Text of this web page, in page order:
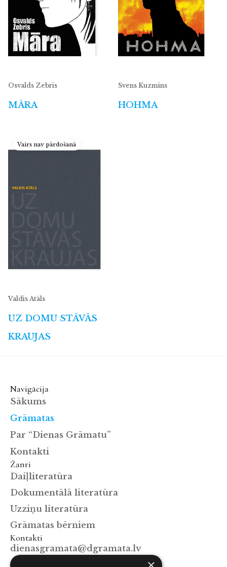
Osvalds Zebris
MĀRA
Svens Kuzmins
HOHMA
Vairs nav pārdošanā
Valdis Atāls
UZ DOMU STĀVĀS
KRAUJAS
Navigācija
Sākums
Grāmatas
Par “Dienas Grāmatu”
Kontakti
Žanri
Daiļliteratūra
Dokumentālā literatūra
Uzziņu literatūra
Grāmatas bērniem
Kontakti
dienasgramata@dgramata.lv